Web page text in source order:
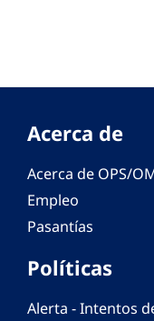
Acerca de
Acerca de OPS/
Empleo
Pasantías
Políticas
Alerta - Intentos